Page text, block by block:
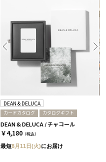
DEAN & DELUCA
カードカタログ カタログギフト
DEAN & DELUCA / チャコール
￥4,180 （税込）
最短8月11日(火)にお届け